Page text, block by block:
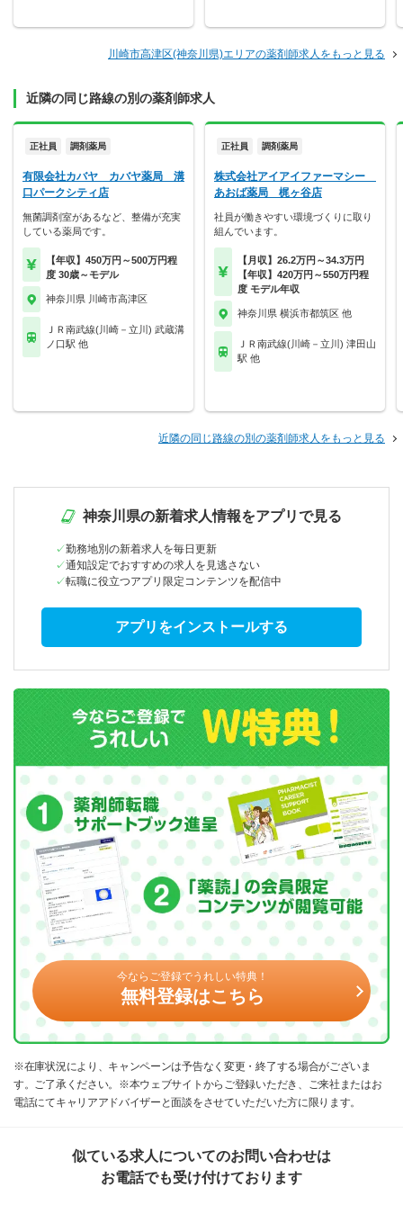
川崎市高津区(神奈川県)エリアの薬剤師求人をもっと見る
近隣の同じ路線の別の薬剤師求人
正社員 調剤薬局
有限会社カバヤ カバヤ薬局 溝
口パークシティ店
無菌調剤室があるなど、整備が充実
している薬局です。
【年収】450万円～500万円程
度 30歳～モデル
神奈川県 川崎市高津区
ＪＲ南武線(川崎－立川) 武蔵溝
ノ口駅 他
正社員 調剤薬局
株式会社アイアイファーマシー
あおば薬局 梶ヶ谷店
社員が働きやすい環境づくりに取り
組んでいます。
【月収】26.2万円～34.3万円
【年収】420万円～550万円程
度 モデル年収
神奈川県 横浜市都筑区 他
ＪＲ南武線(川崎－立川) 津田山
駅 他
近隣の同じ路線の別の薬剤師求人をもっと見る
神奈川県の新着求人情報をアプリで見る
勤務地別の新着求人を毎日更新
通知設定でおすすめの求人を見逃さない
転職に役立つアプリ限定コンテンツを配信中
アプリをインストールする
今ならご登録でうれしい特典！
無料登録はこちら
※在庫状況により、キャンペーンは予告なく変更・終了する場合がございま
す。ご了承ください。※本ウェブサイトからご登録いただき、ご来社またはお
電話にてキャリアアドバイザーと面談をさせていただいた方に限ります。
似ている求人についてのお問い合わせは
お電話でも受け付けております